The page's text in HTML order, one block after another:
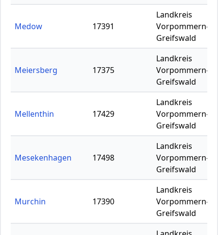
Medow 17391
Landkreis
Vorpommern-
Greifswald
Meiersberg 17375
Landkreis
Vorpommern-
Greifswald
Mellenthin 17429
Landkreis
Vorpommern-
Greifswald
Mesekenhagen 17498
Landkreis
Vorpommern-
Greifswald
Murchin 17390
Landkreis
Vorpommern-
Greifswald